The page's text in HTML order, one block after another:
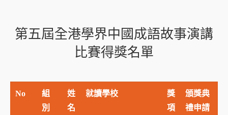
第五屆全港學界中國成語故事演講
比賽得獎名單
No
組
別
姓
名
就讀學校
獎
項
頒獎典
禮申請